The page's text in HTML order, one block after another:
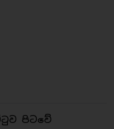
පිටවේ